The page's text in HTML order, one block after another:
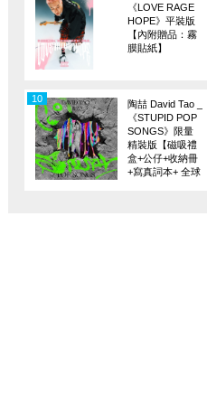
《LOVE RAGE
HOPE》平裝版
【內附贈品：霧
膜貼紙】
陶喆 David Tao _
《STUPID POP
SONGS》限量
精裝版【磁吸禮
盒+公仔+收納冊
+寫真詞本+ 全球
10